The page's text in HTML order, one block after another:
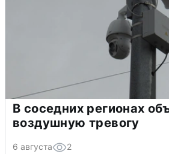
В соседних регионах
воздушную тревогу
6 августа 2